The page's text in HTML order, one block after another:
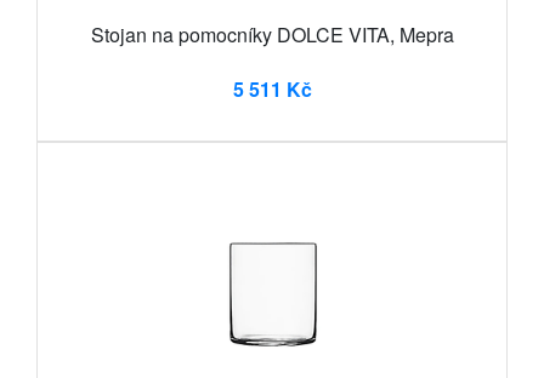
Stojan na pomocníky DOLCE VITA, Mepra
5 511 Kč